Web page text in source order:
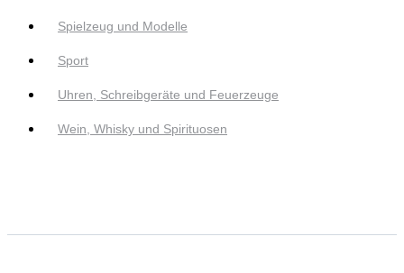
Spielzeug und Modelle
Sport
Uhren, Schreibgeräte und Feuerzeuge
Wein, Whisky und Spirituosen